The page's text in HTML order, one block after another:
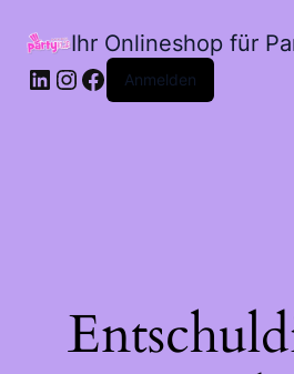
Ihr Onlineshop für
LinkedIn
Instagram
Facebook
Anmelden